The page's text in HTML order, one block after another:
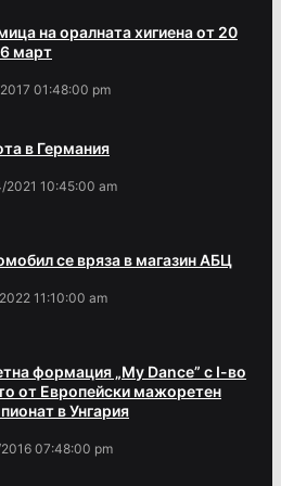
на оралната хигиена от 20
март
01:48:00 pm
в Германия
2021 10:45:00 am
се вряза в магазин АБЦ
11:10:00 am
формация „My Dance” с І-во
от Европейски мажоретен
в Унгария
07:48:00 pm